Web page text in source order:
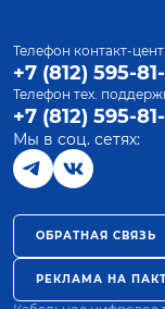
Телефон контакт-
+7 (812) 595-
Телефон тех.
+7 (812) 595-
Мы в соц. сетях:
ОБРАТНАЯ СВЯЗЬ
РЕКЛАМА НА